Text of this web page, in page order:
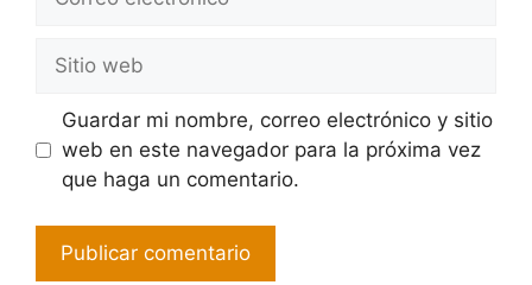
Guardar mi nombre, correo electrónico y sitio
web en este navegador para la próxima vez
que haga un comentario.